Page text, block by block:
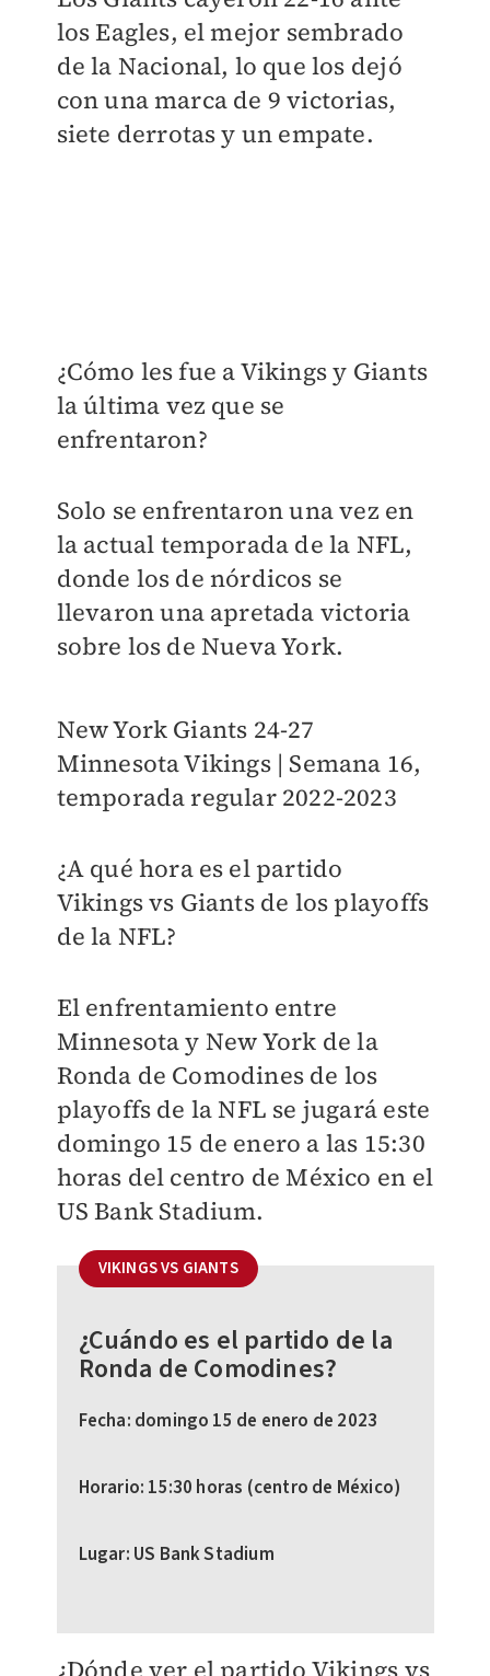
los Eagles, el mejor sembrado
de la Nacional, lo que los dejó
con una marca de 9 victorias,
siete derrotas y un empate.
¿Cómo les fue a Vikings y Giants
la última vez que se
enfrentaron?
Solo se enfrentaron una vez en
la actual temporada de la NFL,
donde los de nórdicos se
llevaron una apretada victoria
sobre los de Nueva York.
New York Giants 24-27
Minnesota Vikings | Semana 16,
temporada regular 2022-2023
¿A qué hora es el partido
Vikings vs Giants de los playoffs
de la NFL?
El enfrentamiento entre
Minnesota y New York de la
Ronda de Comodines de los
playoffs de la NFL se jugará este
domingo 15 de enero a las 15:30
horas del centro de México en el
US Bank Stadium.
VIKINGS VS GIANTS
¿Cuándo es el partido de la
Ronda de Comodines?
Fecha: domingo 15 de enero de 2023
Horario: 15:30 horas (centro de México)
Lugar: US Bank Stadium
¿Dónde ver el partido Vikings vs